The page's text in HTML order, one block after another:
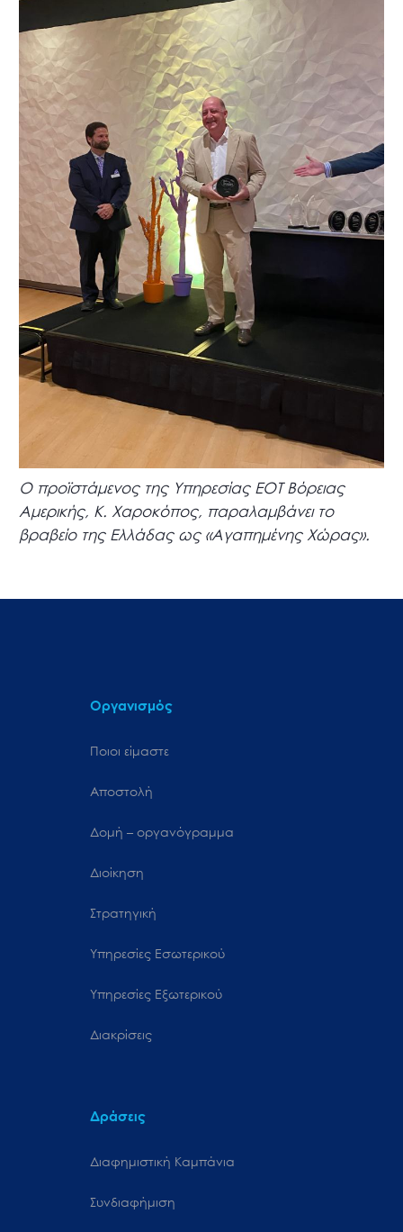
Ο προϊστάμενος της Υπηρεσίας ΕΟΤ Βόρειας
Αμερικής, Κ. Χαροκόπος, παραλαμβάνει το
βραβείο της Ελλάδας ως «Αγαπημένης Χώρας».
Οργανισμός
Ποιοι είμαστε
Αποστολή
Δομή – οργανόγραμμα
Διοίκηση
Στρατηγική
Υπηρεσίες Εσωτερικού
Υπηρεσίες Εξωτερικού
Διακρίσεις
Δράσεις
Διαφημιστική Καμπάνια
Συνδιαφήμιση